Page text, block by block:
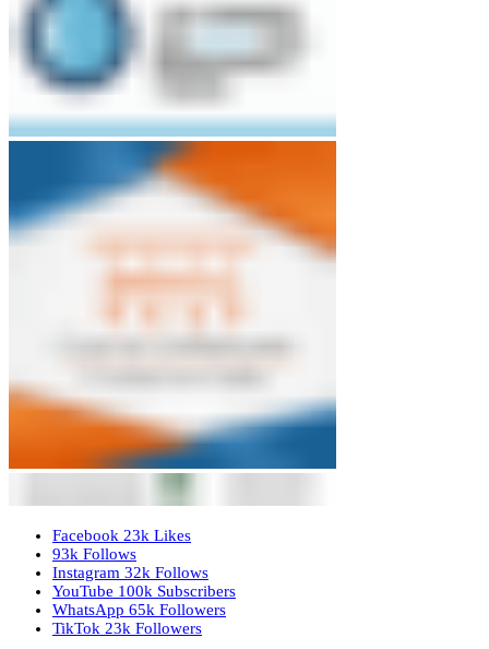
Facebook 23k Likes
93k Follows
Instagram 32k Follows
YouTube 100k Subscribers
WhatsApp 65k Followers
TikTok 23k Followers